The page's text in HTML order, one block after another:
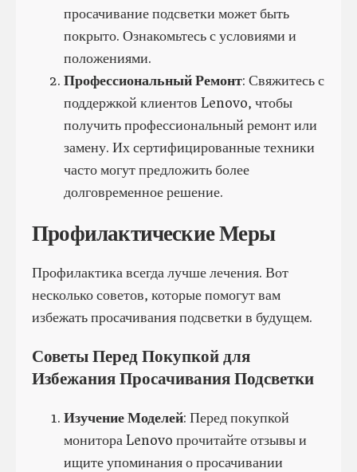
просачивание подсветки может быть
покрыто. Ознакомьтесь с условиями и
положениями.
Профессиональный Ремонт: Свяжитесь с
поддержкой клиентов Lenovo, чтобы
получить профессиональный ремонт или
замену. Их сертифицированные техники
часто могут предложить более
долговременное решение.
Профилактические Меры
Профилактика всегда лучше лечения. Вот
несколько советов, которые помогут вам
избежать просачивания подсветки в будущем.
Советы Перед Покупкой для
Избежания Просачивания Подсветки
Изучение Моделей: Перед покупкой
монитора Lenovo прочитайте отзывы и
ищите упоминания о просачивании